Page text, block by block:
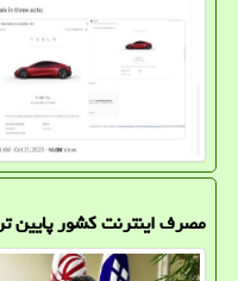
مصرف اینترنت کشور پایین